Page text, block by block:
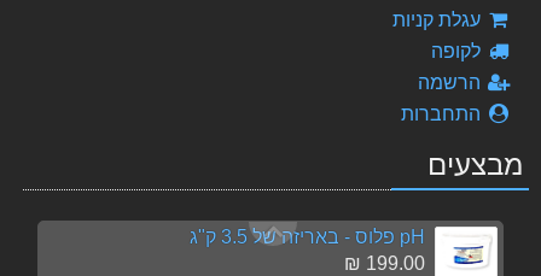
עגלת קניות
לקופה
הרשמה
התחברות
מבצעים
מסנן 900 פיברגלס (כולל מצע AFM)
מייצב כלור - ACO בבקבוק של 5 ליטר
189.00 ₪
826.00 ₪
pH פלוס - באריזה של 3.5 ק"ג
199.00 ₪